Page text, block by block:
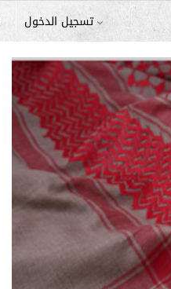
تسجيل الدخول